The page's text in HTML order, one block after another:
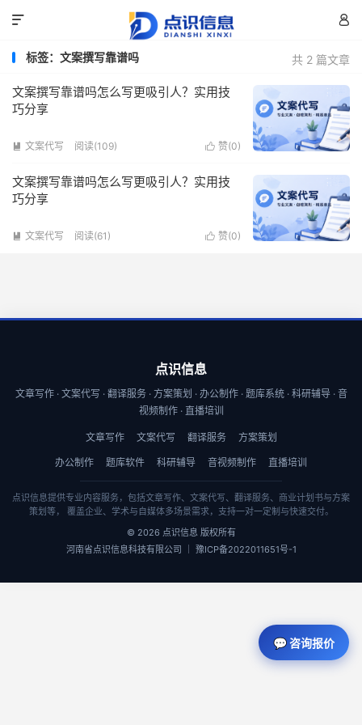


共 2 篇文章
标签：文案撰写靠谱吗
文案撰写靠谱吗怎么写更吸引人？实用技
巧分享
 赞(0)
 文案代写 阅读(109)
文案撰写靠谱吗怎么写更吸引人？实用技
巧分享
 赞(0)
 文案代写 阅读(61)
点识信息
文章写作 · 文案代写 · 翻译服务 · 方案策划 · 办公制作 · 题库系统 · 科研辅导 · 音
视频制作 · 直播培训
文章写作 文案代写 翻译服务 方案策划
办公制作 题库软件 科研辅导 音视频制作 直播培训
点识信息提供专业内容服务，包括文章写作、文案代写、翻译服务、商业计划书与方案
策划等， 覆盖企业、学术与自媒体多场景需求，支持一对一定制与快速交付。
© 2026 点识信息 版权所有
河南省点识信息科技有限公司 ｜ 豫ICP备2022011651号-1
💬 咨询报价